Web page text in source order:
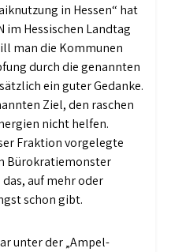
in Hessen“ hat
im Hessischen Landtag
man die Kommunen
durch die genannten
ein guter Gedanke.
Ziel, den raschen
nicht helfen.
Fraktion vorgelegte
Bürokratiemonster
auf mehr oder
schon gibt.
unter der „Ampel-